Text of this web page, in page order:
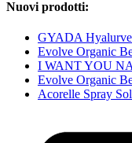
Nuovi prodotti:
GYADA
Evolve Organic
I WANT YOU
Evolve Organic
Acorelle Spray